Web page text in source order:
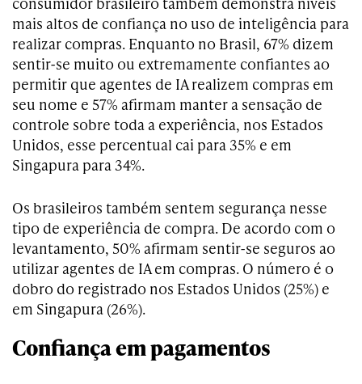
mais altos de confiança no uso de inteligência para
realizar compras. Enquanto no Brasil, 67% dizem
sentir-se muito ou extremamente confiantes ao
permitir que agentes de IA realizem compras em
seu nome e 57% afirmam manter a sensação de
controle sobre toda a experiência, nos Estados
Unidos, esse percentual cai para 35% e em
Singapura para 34%.
Os brasileiros também sentem segurança nesse
tipo de experiência de compra. De acordo com o
levantamento, 50% afirmam sentir-se seguros ao
utilizar agentes de IA em compras. O número é o
dobro do registrado nos Estados Unidos (25%) e
em Singapura (26%).
Confiança em pagamentos